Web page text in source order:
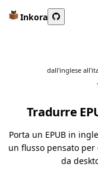
Inkora
dall'inglese
Tradurre
Porta un EPUB in
un flusso pensato
da